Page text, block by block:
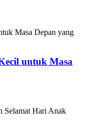
untuk Masa